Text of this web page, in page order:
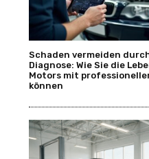
Schaden vermeiden
Diagnose: Wie Sie die
Motors mit
können